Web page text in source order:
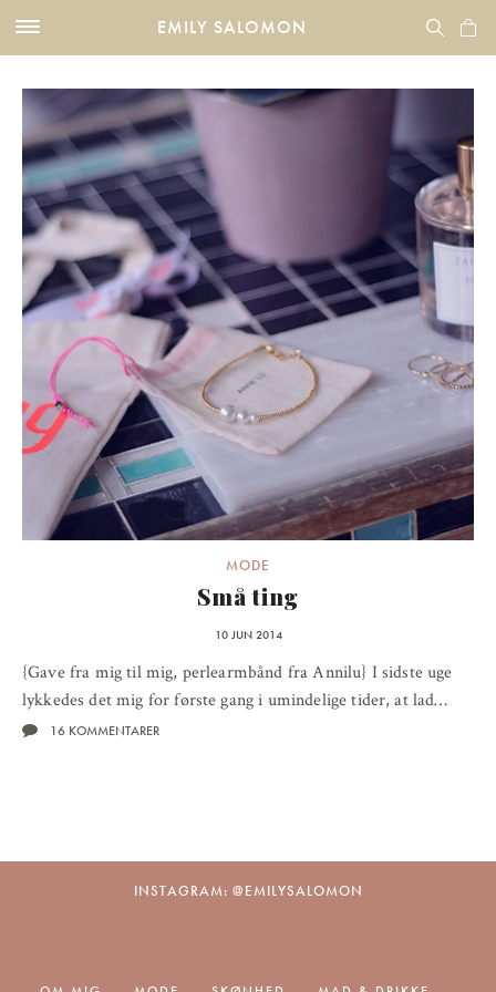
EMILY SALOMON
MODE
Små ting
10 JUN 2014
{Gave fra mig til mig, perlearmbånd fra Annilu} I sidste uge
lykkedes det mig for første gang i umindelige tider, at lad…
16 KOMMENTARER
INSTAGRAM: @EMILYSALOMON